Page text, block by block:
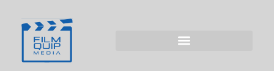
Augenblick des
Abschieds: Ramses